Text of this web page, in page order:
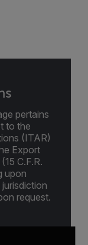
pertains
to the
(ITAR)
Export
C.F.R.
upon
request.